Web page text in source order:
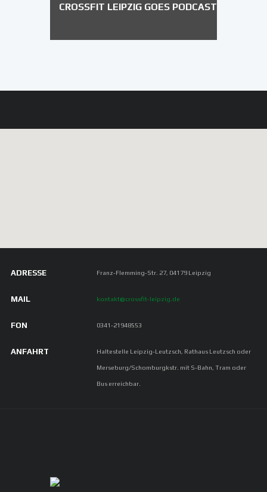
CROSSFIT LEIPZIG GOES PODCAST
ADRESSE Franz-Flemming-Str. 27, 04179 Leipzig
MAIL kontakt@crossfit-leipzig.de
FON 0341-21948553
ANFAHRT Haltestelle Leipzig-Leutzsch, Rathaus Leutzsch oder
Merseburg/Schomburgkstr. mit S-Bahn, Tram oder
Bus erreichbar.